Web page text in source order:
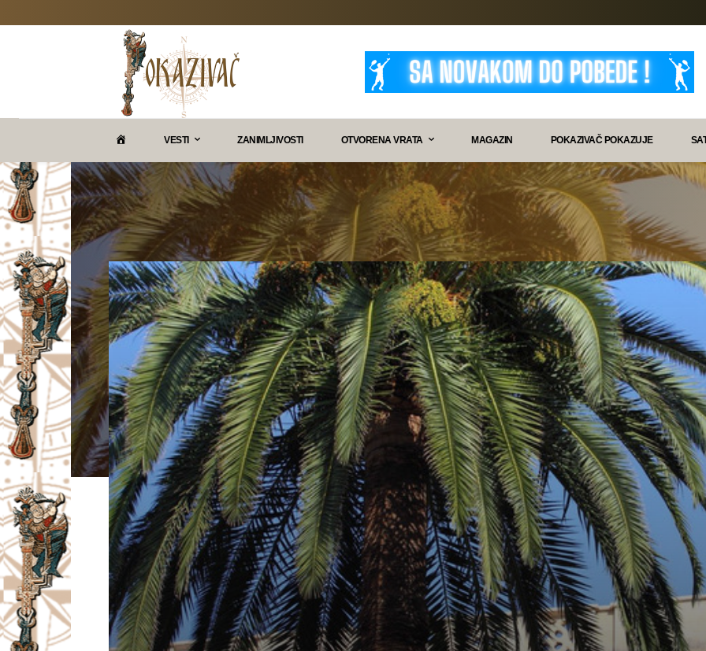
O
K
A
Z
V
A
Č
VESTI ZANIMLJIVOSTI OTVORENA VRATA MAGAZIN POKAZIVAČ POKAZUJE